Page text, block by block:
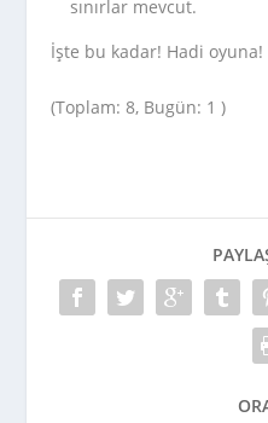
sınırlar mevcut.
İşte bu kadar! Hadi oyuna!
(Toplam: 8, Bugün: 1 )